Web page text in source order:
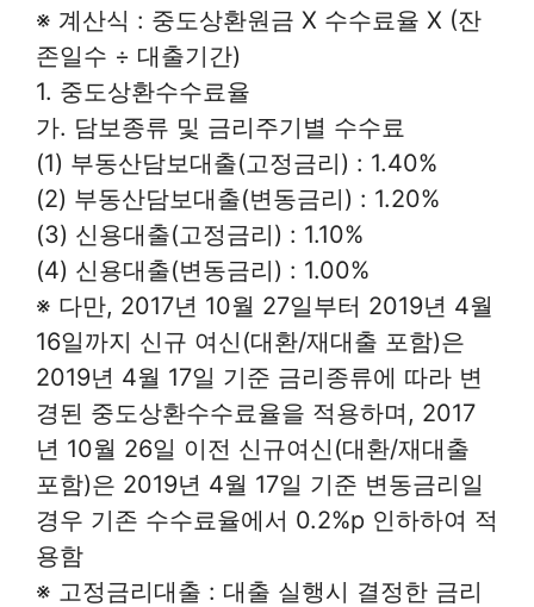
※ 계산식 : 중도상환원금 X 수수료율 X (잔
존일수 ÷ 대출기간)
1. 중도상환수수료율
가. 담보종류 및 금리주기별 수수료
(1) 부동산담보대출(고정금리) : 1.40%
(2) 부동산담보대출(변동금리) : 1.20%
(3) 신용대출(고정금리) : 1.10%
(4) 신용대출(변동금리) : 1.00%
※ 다만, 2017년 10월 27일부터 2019년 4월
16일까지 신규 여신(대환/재대출 포함)은
2019년 4월 17일 기준 금리종류에 따라 변
경된 중도상환수수료율을 적용하며, 2017
년 10월 26일 이전 신규여신(대환/재대출
포함)은 2019년 4월 17일 기준 변동금리일
경우 기존 수수료율에서 0.2%p 인하하여 적
용함
※ 고정금리대출 : 대출 실행시 결정한 금리